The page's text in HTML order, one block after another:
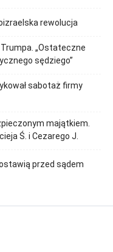
rewolucja
„Ostateczne
sędziego”
sabotaż firmy
majątkiem.
Ś. i Cezarego J.
przed sądem